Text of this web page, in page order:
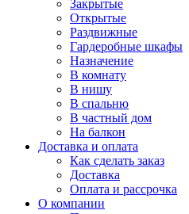
Закрытые
Открытые
Раздвижные
Гардеробные шкафы
Назначение
В комнату
В нишу
В спальню
В частный дом
На балкон
Доставка и оплата
Как сделать заказ
Доставка
Оплата и рассрочка
О компании